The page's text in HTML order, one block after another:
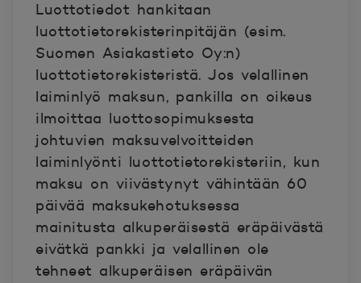
Luottotiedot hankitaan
luottotietorekisterinpitäjän (esim.
Suomen Asiakastieto Oy:n)
luottotietorekisteristä. Jos velallinen
laiminlyö maksun, pankilla on oikeus
ilmoittaa luottosopimuksesta
johtuvien maksuvelvoitteiden
laiminlyönti luottotietorekisteriin, kun
maksu on viivästynyt vähintään 60
päivää maksukehotuksessa
mainitusta alkuperäisestä eräpäivästä
eivätkä pankki ja velallinen ole
tehneet alkuperäisen eräpäivän